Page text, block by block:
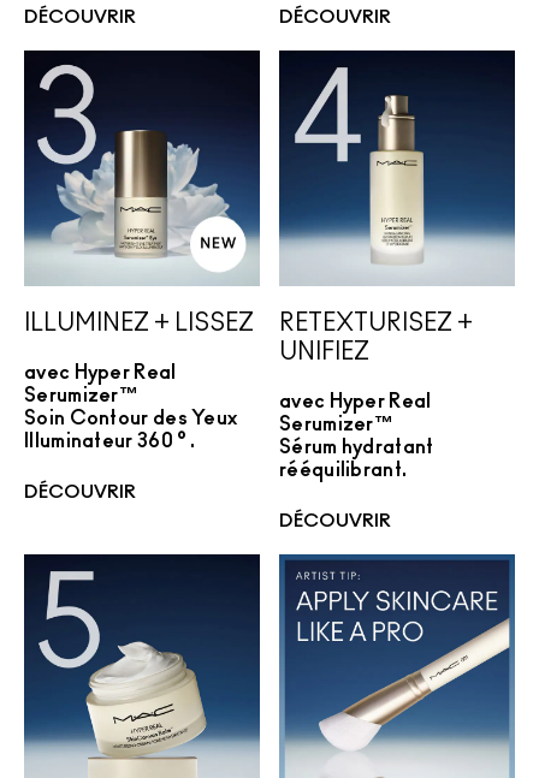
DÉCOUVRIR DÉCOUVRIR
ILLUMINEZ + LISSEZ
avec Hyper Real
Serumizer™
Soin Contour des Yeux
Illuminateur 360°.
DÉCOUVRIR
RETEXTURISEZ +
UNIFIEZ
avec Hyper Real
Serumizer™
Sérum hydratant
rééquilibrant.
DÉCOUVRIR